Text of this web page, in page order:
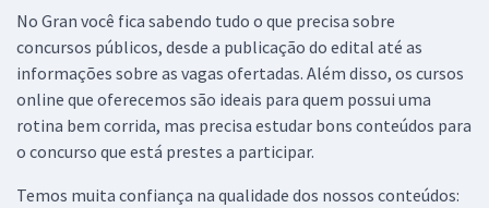
No Gran você fica sabendo tudo o que precisa sobre
concursos públicos, desde a publicação do edital até as
informações sobre as vagas ofertadas. Além disso, os cursos
online que oferecemos são ideais para quem possui uma
rotina bem corrida, mas precisa estudar bons conteúdos para
o concurso que está prestes a participar.
Temos muita confiança na qualidade dos nossos conteúdos: